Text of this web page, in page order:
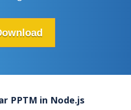
PPTM in Node.js